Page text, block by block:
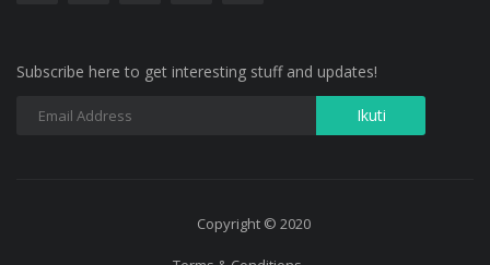
Subscribe here to get interesting stuff and updates!
Copyright © 2020